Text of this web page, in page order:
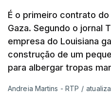
É o primeiro contrato
Gaza. Segundo o jornal
empresa do Louisiana
construção de um
para albergar tropas
Andreia Martins - RTP /